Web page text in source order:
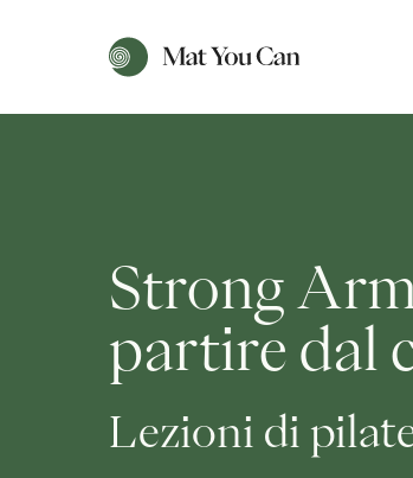
Strong
partire dal
Lezioni di